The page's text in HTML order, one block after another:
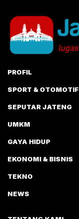
PROFIL
SPORT & OTOMOTIF
SEPUTAR JATENG
UMKM
GAYA HIDUP
EKONOMI & BISNIS
TEKNO
NEWS